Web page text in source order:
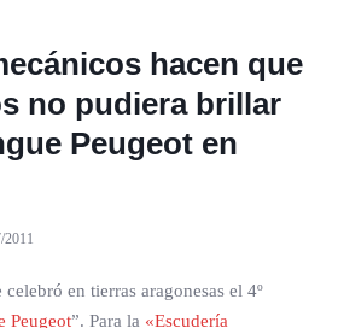
hacen que
no pudiera brillar
Peugeot en
2011
en tierras aragonesas el 4º
Peugeot”. Para la «Escudería